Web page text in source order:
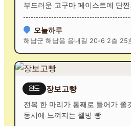
부드러운 고구마 페이스트에 단
오늘하루
해남군 해남읍 읍내길 20-6 2층 25
완도 장보고빵
전복 한 마리가 통째로 들어가 쫄
동시에 느껴지는 웰빙 빵